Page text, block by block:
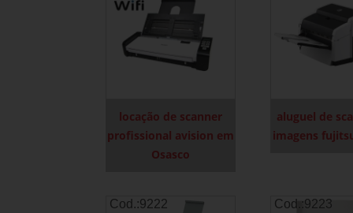
locação de scanner
profissional avision em
Osasco
aluguel de
imagens
Cod.:9222 Cod.:9223